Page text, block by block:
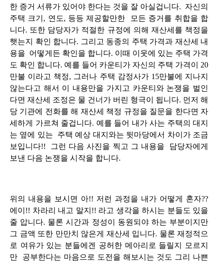
한 증거 서류가 있어야 한다는 것을 잘 아실겁니다. 자신의
주택 크기, 연도, 등등 제공할만한 모든 증거를 취합을 합
니다. 또한 담당자가 적절한 규정에 의해 재산세를 책정을
햇는지 확인 합니다. 그리고 동종의 주택 가격과 재산세 내
용을 어떻게든 확인을 합니다. 이때 이웃에 있는 주택 가격
도 확인 합니다. 예를 들어 카운티가 자신의 주택 가격이 20
만불 이라고 책정, 그러나 주택 감정사가 15만불에 지나지
않는다고 해서 이 내용만을 가지고 카운티와 논쟁을 벌인
다면 재산세 조정은 물 건너가 버린 형극이 됩니다. 먼저 해
당 기관에 전화를 해 재산세 책정 규정을 질문을 한다면 자
세하게 가르쳐 줄겁니다. 예를 들어 내가 사는 주택의 대지
는 옆에 있는 주택 예상 대지와는 뒷마당에서 차이가 조금
보입니다!! 그런 다음 사진을 찍 고 그 내용을 담당자에게
보낸 다음 논쟁을 시작을 합니다.
위의 내용을 보시면 아!! 저런 과정을 내가 어떻게 혼자??
에이!! 차라리 내고 말지!! 라고 생각을 하시는 분들도 있을
줄 압니다. 물론 시간과 정성이 동원되야 하는 부분이지만
그 금액 또한 만만치 않은게 재산세 입니다. 물론 재정적으
로 여유가 있는 분들에겐 공허한 메아리로 들릴지 모르지
만 공부한다는 마음으로 도전을 해보시는 것도 그리 나쁜